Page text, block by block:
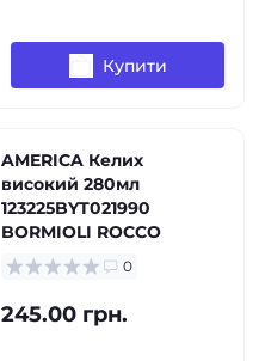
Купити
AMERICA Келих
високий 280мл
123225BYT021990
BORMIOLI ROCCO
0
245.00 грн.